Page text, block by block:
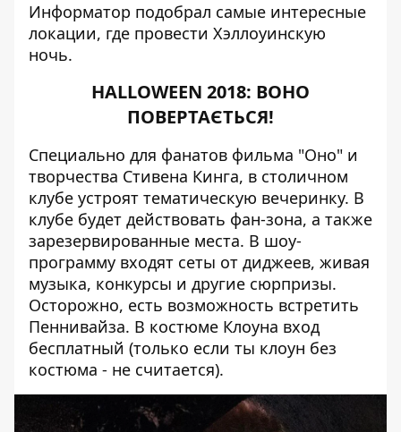
Информатор подобрал самые интересные
локации, где провести Хэллоуинскую
ночь.
HALLOWEEN 2018: ВОНО
ПОВЕРТАЄТЬСЯ!
Специально для фанатов фильма "Оно" и
творчества Стивена Кинга, в столичном
клубе устроят тематическую вечеринку. В
клубе будет действовать фан-зона, а также
зарезервированные места. В шоу-
программу входят сеты от диджеев, живая
музыка, конкурсы и другие сюрпризы.
Осторожно, есть возможность встретить
Пеннивайза. В костюме Клоуна вход
бесплатный (только если ты клоун без
костюма - не считается).